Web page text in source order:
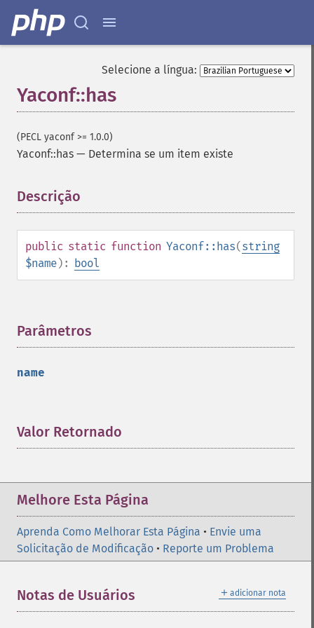
Selecione a língua:
Yaconf::has
(PECL yaconf >= 1.0.0)
Yaconf::has — Determina se um item existe
Descrição
public static function Yaconf::has(string
$name): bool
Parâmetros
name
Valor Retornado
Melhore Esta Página
Aprenda Como Melhorar Esta Página • Envie uma
Solicitação de Modificação • Reporte um Problema
＋ adicionar nota
Notas de Usuários